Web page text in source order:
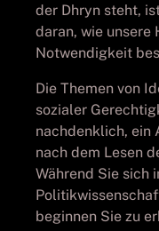
der Dhryn steht,
daran, wie unsere
Notwendigkeit
Die Themen von
sozialer
nachdenklich, ein
nach dem Lesen
Während Sie sich
beginnen Sie zu